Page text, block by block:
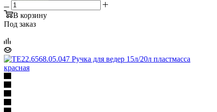
В корзину
Под заказ